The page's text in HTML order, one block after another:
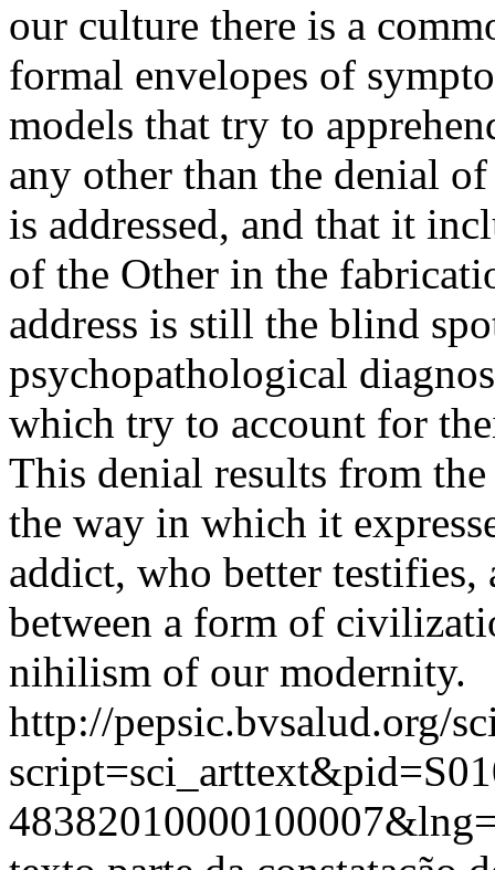
our culture there is a
formal envelopes of
models that try to
any other than the denial
is addressed, and that it
of the Other in the
address is still the blind
psychopathological
which try to account for
This denial results from
the way in which it
addict, who better testifies,
between a form of
nihilism of our modernity.
http://pepsic.bvsalud.org/